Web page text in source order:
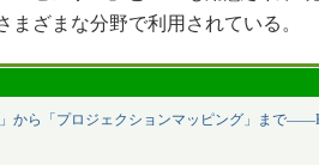
イノベーション
メイドインジャパン
ざまな分野で利用されている。
」から「プロジェクションマッピング」まで